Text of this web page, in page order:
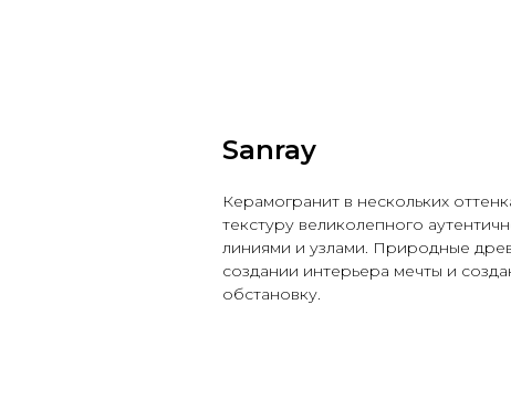
Sanray
Керамогранит в нескольких
текстуру великолепного
линиями и узлами. Природные
создании интерьера мечты и
обстановку.